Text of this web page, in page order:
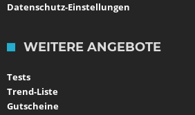
Datenschutz-Einstellungen
WEITERE ANGEBOTE
Tests
Trend-Liste
Gutscheine